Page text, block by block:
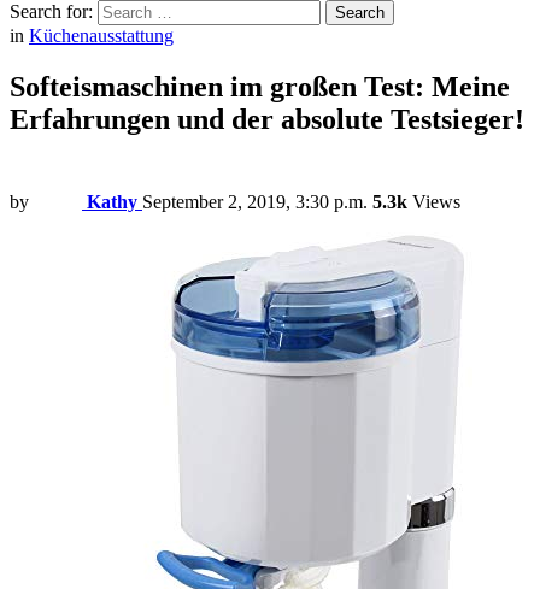
Search for:
Search
in Küchenausstattung
Softeismaschinen im großen Test: Meine
Erfahrungen und der absolute Testsieger!
by Kathy September 2, 2019, 3:30 p.m. 5.3k Views